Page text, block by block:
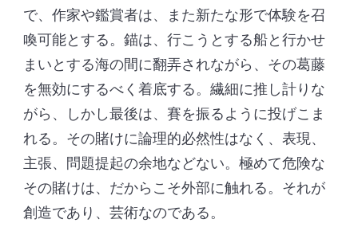
で、作家や鑑賞者は、また新たな形で体験を召
喚可能とする。錨は、行こうとする船と行かせ
まいとする海の間に翻弄されながら、その葛藤
を無効にするべく着底する。繊細に推し計りな
がら、しかし最後は、賽を振るように投げこま
れる。その賭けに論理的必然性はなく、表現、
主張、問題提起の余地などない。極めて危険な
その賭けは、だからこそ外部に触れる。それが
創造であり、芸術なのである。